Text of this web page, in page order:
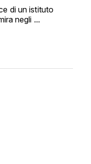
di un istituto
negli ...